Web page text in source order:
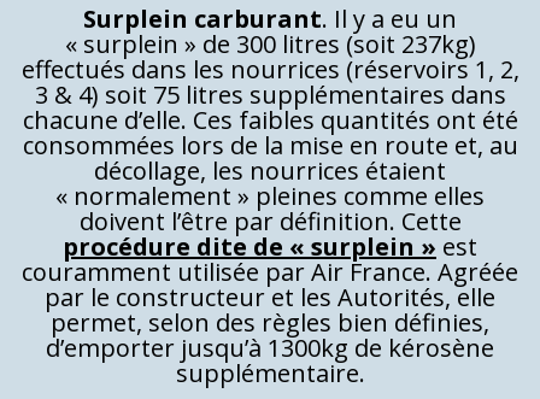
Surplein carburant. Il y a eu un
« surplein » de 300 litres (soit 237kg)
effectués dans les nourrices (réservoirs 1, 2,
3 & 4) soit 75 litres supplémentaires dans
chacune d’elle. Ces faibles quantités ont été
consommées lors de la mise en route et, au
décollage, les nourrices étaient
« normalement » pleines comme elles
doivent l’être par définition. Cette
procédure dite de « surplein » est
couramment utilisée par Air France. Agréée
par le constructeur et les Autorités, elle
permet, selon des règles bien définies,
d’emporter jusqu’à 1300kg de kérosène
supplémentaire.